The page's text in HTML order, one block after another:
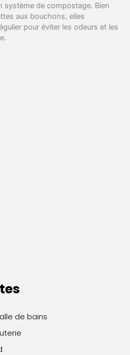
système de compostage. Bien
aux bouchons, elles
pour éviter les odeurs et les
de bains